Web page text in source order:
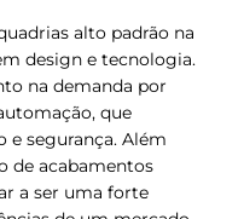
alto padrão na
design e tecnologia.
na demanda por
que
segurança. Além
de acabamentos
a ser uma forte